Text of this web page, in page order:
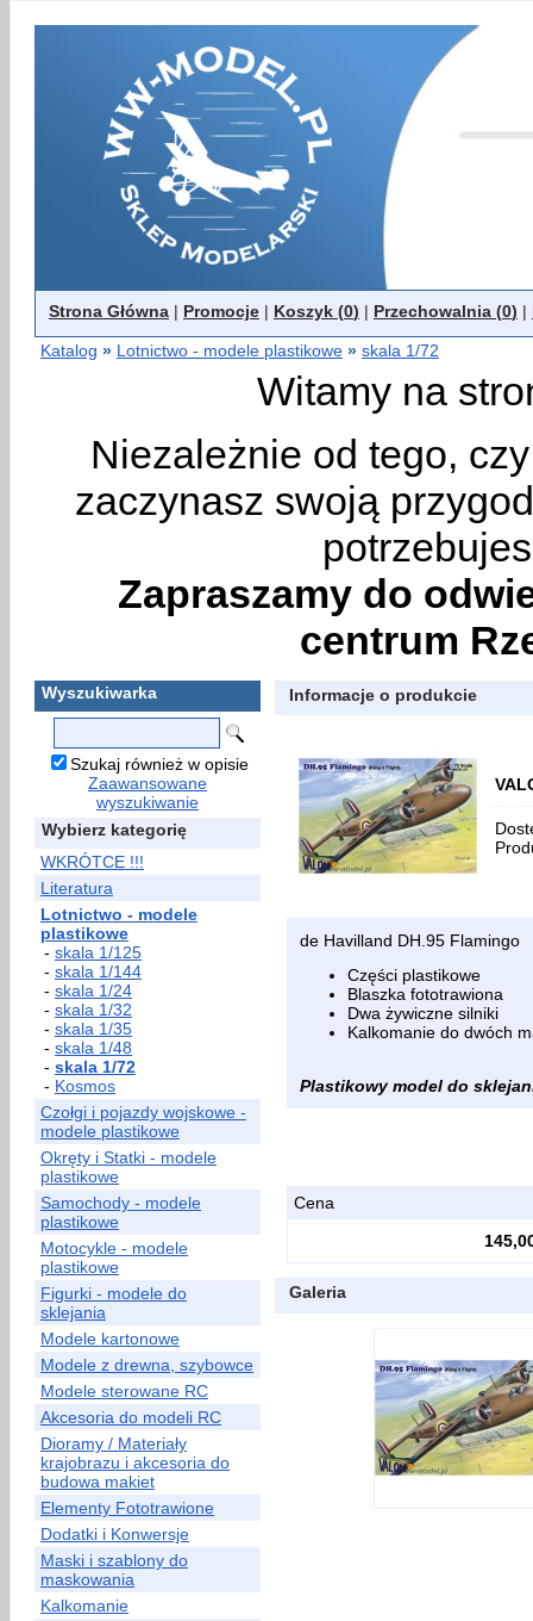
Strona Główna | Promocje | Koszyk (0) | Przechowalnia (0) |
Katalog » Lotnictwo - modele plastikowe » skala 1/72
Witamy na
Niezależnie od tego,
zaczynasz swoją
Zapraszamy do
centrum
Wyszukiwarka
Szukaj również w opisie
Zaawansowane
wyszukiwanie
Wybierz kategorię
WKRÓTCE !!!
Literatura
Lotnictwo - modele
plastikowe
- skala 1/125
- skala 1/144
- skala 1/24
- skala 1/32
- skala 1/35
- skala 1/48
- skala 1/72
- Kosmos
Czołgi i pojazdy wojskowe -
modele plastikowe
Okręty i Statki - modele
plastikowe
Samochody - modele
plastikowe
Motocykle - modele
plastikowe
Figurki - modele do
sklejania
Modele kartonowe
Modele z drewna, szybowce
Modele sterowane RC
Akcesoria do modeli RC
Dioramy / Materiały
krajobrazu i akcesoria do
budowa makiet
Elementy Fototrawione
Dodatki i Konwersje
Maski i szablony do
maskowania
Kalkomanie
Informacje o produkcie
de Havilland DH.95 Flamingo
Części plastikowe
Blaszka fototrawiona
Dwa żywiczne silniki
Kalkomanie do dwóch
Plastikowy model do
Cena
Galeria